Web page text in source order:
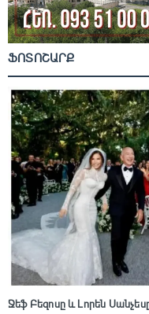
ՖՈՏՈՇԱՐՔ
Ջեֆ Բեզոսը և Լորեն